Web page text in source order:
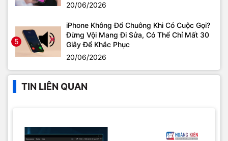
20/06/2026
5
iPhone Không Đổ Chuông Khi Có Cuộc Gọi?
Đừng Vội Mang Đi Sửa, Có Thể Chỉ Mất 30
Giây Để Khắc Phục
20/06/2026
TIN LIÊN QUAN